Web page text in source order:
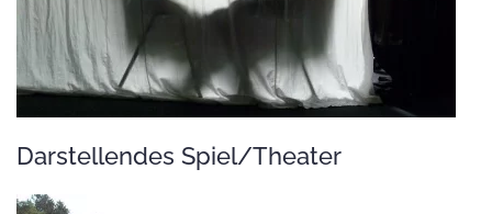
Darstellendes Spiel/Theater